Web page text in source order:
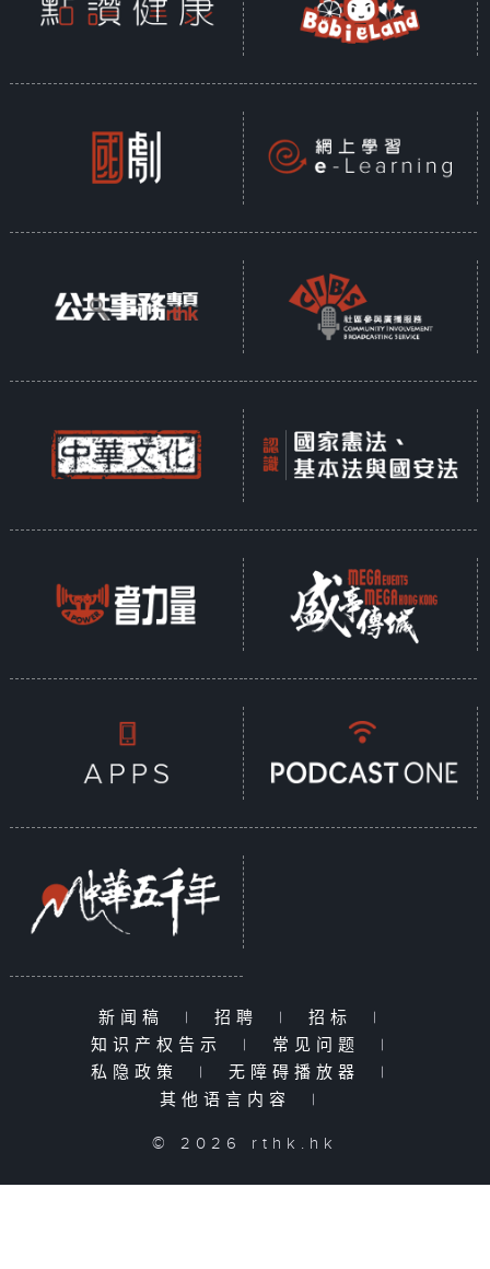
新闻稿 | 招聘 | 招标
|
知识产权告示
| 常见问题
|
私隐政策
| 无障碍播放器
|
其他语言内容
|
© 2026 rthk.hk